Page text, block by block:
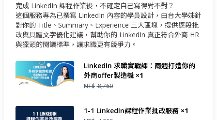
完成 LinkedIn 課程作業後，不確定自己寫得對不對？
這個服務專為已撰寫 LinkedIn 內容的學員設計，由台大學姊針
對你的 Title、Summary、Experience 三大區塊，提供逐段批
改與具體文字優化建議，幫助你的 LinkedIn 真正符合外商 HR
與獵頭的閱讀標準，讓求職更有競爭力。
LinkedIn 求職實戰課：兩週打造你的
外商offer製造機 ×1
NT$8,760
1-1 LinkedIn課程作業批改服務 ×1